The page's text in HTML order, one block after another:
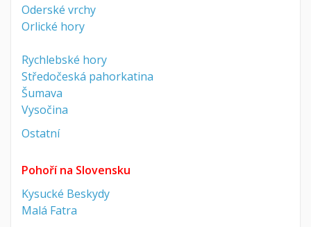
Oderské vrchy
Orlické hory
Rychlebské hory
Středočeská pahorkatina
Šumava
Vysočina
Ostatní
Pohoří na Slovensku
Kysucké Beskydy
Malá Fatra